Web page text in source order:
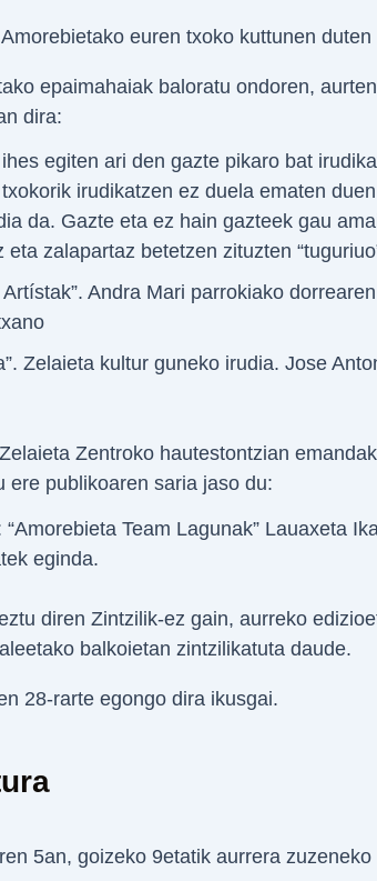
euren txoko kuttunen
epaimahaiak baloratu ondoren,
dira:
egiten ari den gazte pikaro bat
irudikatzen ez duela ematen
da. Gazte eta ez hain gazteek gau
eta zalapartaz betetzen zituzten
Artístak”. Andra Mari parrokiako
Zelaieta kultur guneko irudia. Jose
Zentroko hautestontzian
ere publikoaren saria jaso du:
Team Lagunak” Lauaxeta
eginda.
diren Zintzilik-ez gain, aurreko
balkoietan zintzilikatuta daude.
28-rarte egongo dira ikusgai.
5an, goizeko 9etatik aurrera